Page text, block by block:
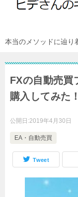
本当のメソッドに辿り
FXの自動売
購入してみた！
公開日:2019年4月30日
EA・自動売買
Tweet